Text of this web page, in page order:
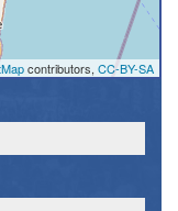
contributors, CC-BY-SA